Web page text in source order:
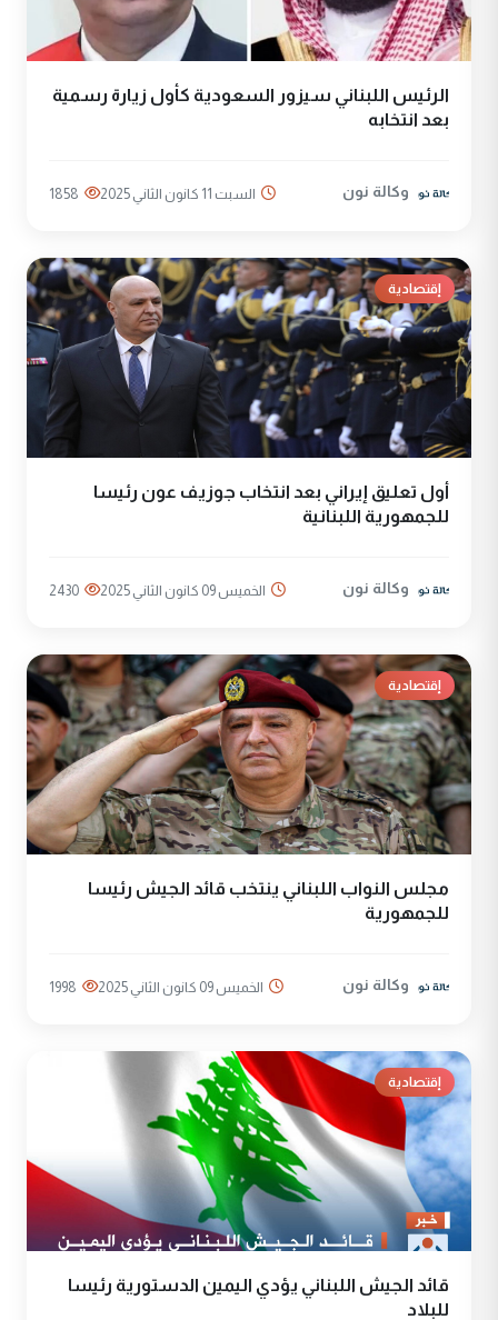
الرئيس اللبناني سيزور السعودية كأول زيارة رسمية
بعد انتخابه
وكالة نون السبت 11 كانون الثاني 2025 1858
إقتصادية
أول تعليق إيراني بعد انتخاب جوزيف عون رئيسا
للجمهورية اللبنانية
وكالة نون الخميس 09 كانون الثاني 2025 2430
إقتصادية
مجلس النواب اللبناني ينتخب قائد الجيش رئيسا
للجمهورية
وكالة نون الخميس 09 كانون الثاني 2025 1998
إقتصادية
قائد الجيش اللبناني يؤدي اليمين الدستورية رئيسا
للبلاد